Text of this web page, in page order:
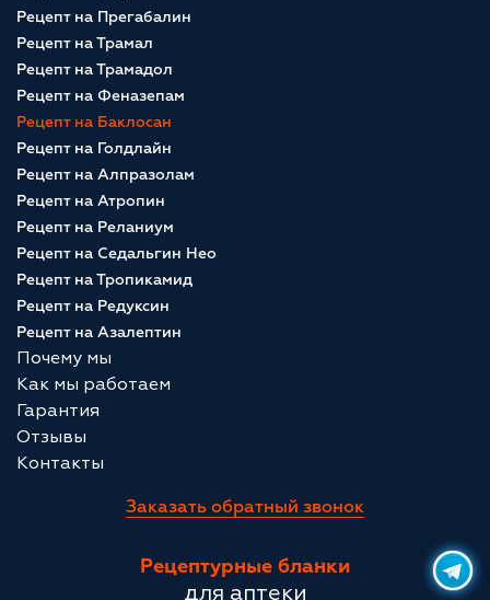
Рецептурные бланки
для аптеки
Рецепт на Прегабалин
Рецепт на Трамал
Рецепт на Трамадол
Рецепт на Феназепам
Рецепт на Баклосан
Рецепт на Голдлайн
Рецепт на Алпразолам
Рецепт на Атропин
Рецепт на Реланиум
Рецепт на Седальгин Нео
Рецепт на Тропикамид
Рецепт на Редуксин
Рецепт на Азалептин
Почему мы
Как мы работаем
Гарантия
Отзывы
Контакты
Заказать обратный звонок